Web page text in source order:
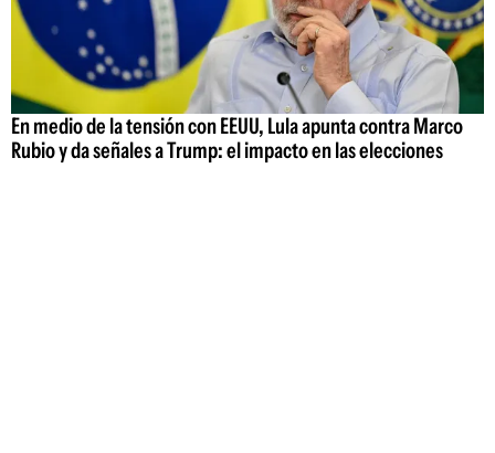
En medio de la tensión con EEUU, Lula apunta contra Marco
Rubio y da señales a Trump: el impacto en las elecciones